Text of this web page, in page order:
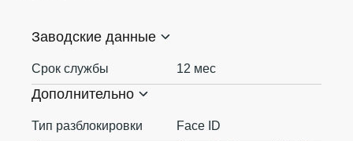
Заводские данные
Срок службы 12 мес
Дополнительно
Тип разблокировки
Face ID